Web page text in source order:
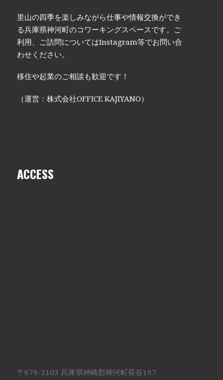
里山の四季を楽しみながら仕事や情報交換ができ
る兵庫県神河町のコワーキングスペースです。ご
利用、ご訪問についてはInstagram等でお問い合
わせください。
移住や起業のご相談も歓迎です！
（運営：株式会社OFFICE KAJIYANO）
ACCESS
〒679-3103 兵庫県神崎郡神河町長谷197